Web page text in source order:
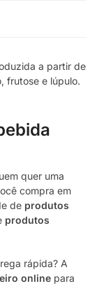
a partir de
frutose e lúpulo.
quer uma
compra em
de produtos
produtos
rápida? A
online para